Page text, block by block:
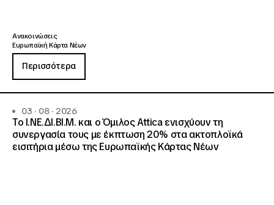
Ανακοινώσεις
Ευρωπαϊκή Κάρτα Νέων
Περισσότερα
03 · 08 · 2026
Το Ι.ΝΕ.ΔΙ.ΒΙ.Μ. και o Όμιλος Attica ενισχύουν τη
συνεργασία τους με έκπτωση 20% στα ακτοπλοϊκά
εισιτήρια μέσω της Ευρωπαϊκής Κάρτας Νέων